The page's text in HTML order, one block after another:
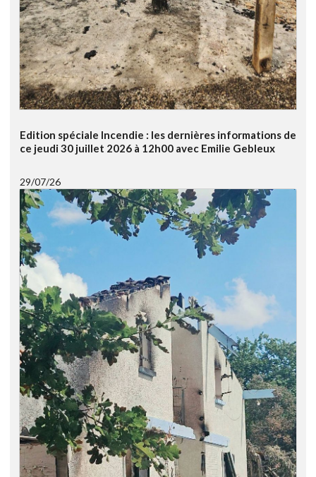
Edition spéciale Incendie : les dernières informations de
ce jeudi 30 juillet 2026 à 12h00 avec Emilie Gebleux
29/07/26